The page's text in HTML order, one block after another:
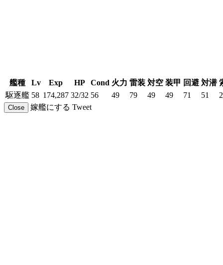
艦種 Lv Exp HP Cond 火力 雷装 対空 装甲 回避 対潜
駆逐艦 58 174,287 32/32 56 49 79 49 49 71 51
Close 嫁艦にする Tweet